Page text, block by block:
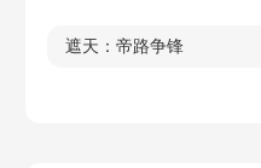
遮天：帝路争锋